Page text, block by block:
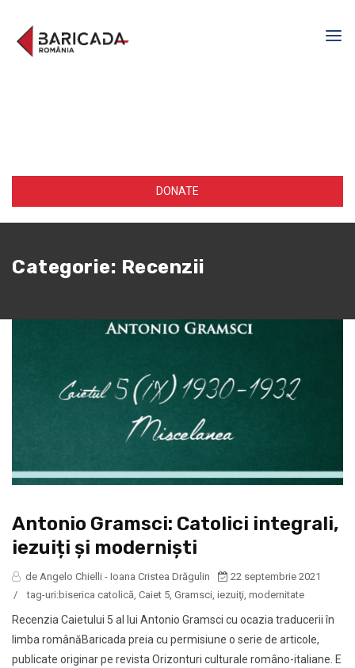
DONATE
Categorie: Recenzii
Antonio Gramsci: Catolici integrali,
iezuiți și moderniști
de Angelo Chielli - Ioana Cristea Drăgulin
22 septembrie 2021
/
tag-uri:biserica catolică, Caiet 5, Gramsci, iezuiţi, modernitate
Recenzia Caietului 5 al lui Antonio Gramsci cu ocazia traducerii în
limba românăBaricada preia cu permisiune o serie de articole,
publicate originar pe revista Orizonturi culturale româno-italiane. E